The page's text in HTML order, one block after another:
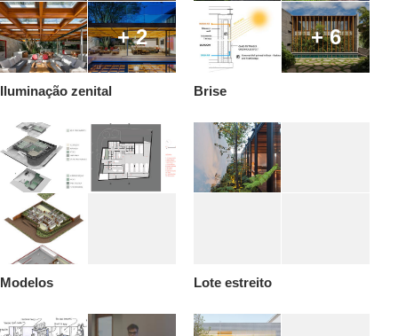
+ 2
Iluminação zenital
+ 6
Brise
Modelos Lote estreito